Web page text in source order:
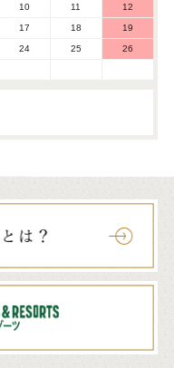
10 11 12
17 18 19
24 25 26